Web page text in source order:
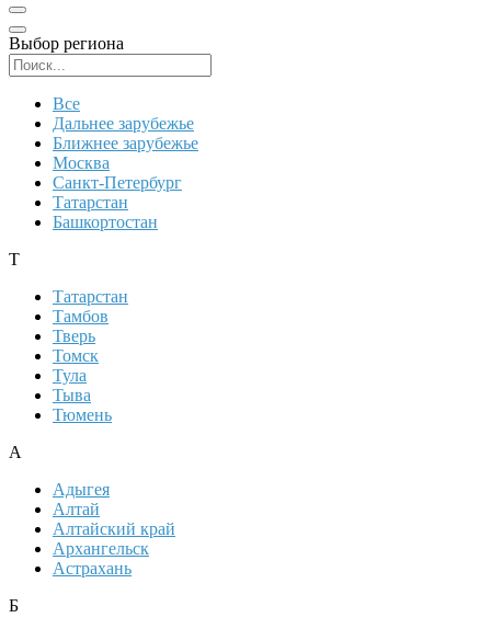
Выбор региона
Все
Дальнее зарубежье
Ближнее зарубежье
Москва
Санкт-Петербург
Татарстан
Башкортостан
Т
Татарстан
Тамбов
Тверь
Томск
Тула
Тыва
Тюмень
А
Адыгея
Алтай
Алтайский край
Архангельск
Астрахань
Б